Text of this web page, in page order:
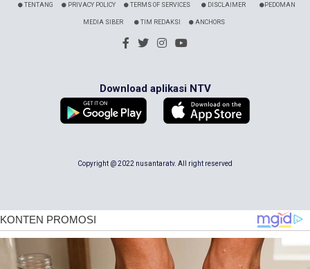
TENTANG PRIVACY POLICY TERMS OF SERVICES DISCLAIMER PEDOMAN
MEDIA SIBER TIM REDAKSI ANCHORS
Download aplikasi NTV
Copyright @ 2022 nusantaratv. All right reserved